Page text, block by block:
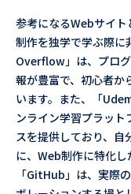
参考になるWebサイ
制作を独学で学ぶ際
Overflow」は、プロ
報が豊富で、初心者か
います。また、「
ンライン学習プラッ
スを提供しており、自
に、Web制作に特化
「GitHub」は、実際